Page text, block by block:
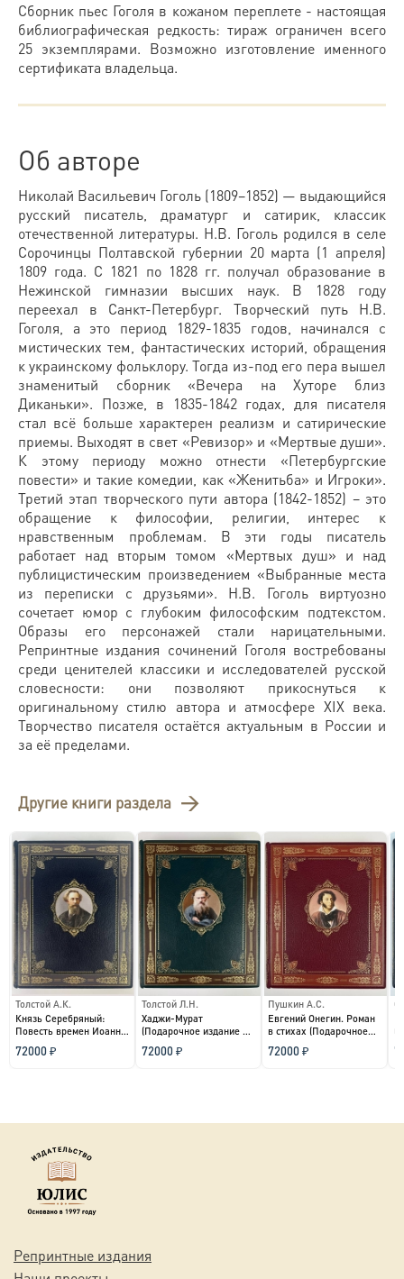
Сборник пьес Гоголя в кожаном переплете - настоящая
библиографическая редкость: тираж ограничен всего
25 экземплярами. Возможно изготовление именного
сертификата владельца.
Об авторе
Николай Васильевич Гоголь (1809–1852) — выдающийся
русский писатель, драматург и сатирик, классик
отечественной литературы. Н.В. Гоголь родился в селе
Сорочинцы Полтавской губернии 20 марта (1 апреля)
1809 года. С 1821 по 1828 гг. получал образование в
Нежинской гимназии высших наук. В 1828 году
переехал в Санкт-Петербург. Творческий путь Н.В.
Гоголя, а это период 1829-1835 годов, начинался с
мистических тем, фантастических историй, обращения
к украинскому фольклору. Тогда из-под его пера вышел
знаменитый сборник «Вечера на Хуторе близ
Диканьки». Позже, в 1835-1842 годах, для писателя
стал всё больше характерен реализм и сатирические
приемы. Выходят в свет «Ревизор» и «Мертвые души».
К этому периоду можно отнести «Петербургские
повести» и такие комедии, как «Женитьба» и Игроки».
Третий этап творческого пути автора (1842-1852) – это
обращение к философии, религии, интерес к
нравственным проблемам. В эти годы писатель
работает над вторым томом «Мертвых душ» и над
публицистическим произведением «Выбранные места
из переписки с друзьями». Н.В. Гоголь виртуозно
сочетает юмор с глубоким философским подтекстом.
Образы его персонажей стали нарицательными.
Репринтные издания сочинений Гоголя востребованы
среди ценителей классики и исследователей русской
словесности: они позволяют прикоснуться к
оригинальному стилю автора и атмосфере XIX века.
Творчество писателя остаётся актуальным в России и
за её пределами.
Другие книги раздела
Толстой А.К.
Князь Серебряный:
Повесть времен Иоанна
Грозного (Подарочное...
72000 ₽
Толстой Л.Н.
Хаджи-Мурат
(Подарочное издание в
кожаном переплете)...
72000 ₽
Пушкин А.С.
Евгений Онегин. Роман
в стихах (Подарочное
издание в кожаном...
72000 ₽
Репринтные издания